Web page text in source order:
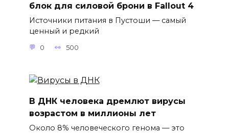
блок для силовой брони в Fallout 4
Источники питания в Пустоши — самый
ценный и редкий
0 500
В ДНК человека дремлют вирусы
возрастом в миллионы лет
Около 8% человеческого генома — это